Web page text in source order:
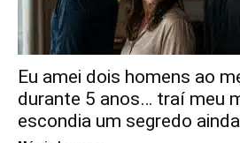
Eu amei dois homens ao
durante 5 anos… traí meu
escondia um segredo